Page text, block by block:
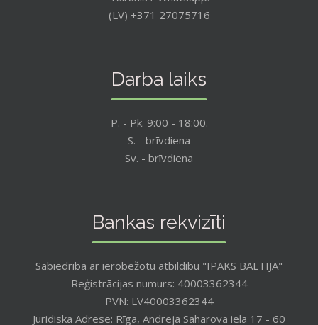
(LV) +371 27075716
Darba laiks
P. - Pk. 9:00 - 18:00.
S. - brīvdiena
Sv. - brīvdiena
Bankas rekvizīti
Sabiedrība ar ierobežotu atbildību "IPAKS BALTIJA"
Reģistrācijas numurs: 40003362344
PVN: LV40003362344
Juridiska Adrese: Rīga, Andreja Saharova iela 17 - 60